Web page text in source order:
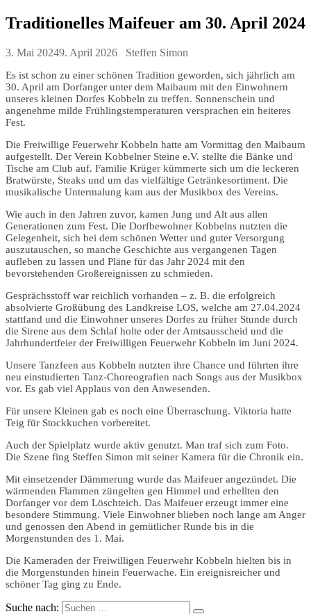
Traditionelles Maifeuer am 30. April 2024
3. Mai 20249. April 2026 Steffen Simon
Es ist schon zu einer schönen Tradition geworden, sich jährlich am
30. April am Dorfanger unter dem Maibaum mit den Einwohnern
unseres kleinen Dorfes Kobbeln zu treffen. Sonnenschein und
angenehme milde Frühlingstemperaturen versprachen ein heiteres
Fest.
Die Freiwillige Feuerwehr Kobbeln hatte am Vormittag den Maibaum
aufgestellt. Der Verein Kobbelner Steine e.V. stellte die Bänke und
Tische am Club auf. Familie Krüger kümmerte sich um die leckeren
Bratwürste, Steaks und um das vielfältige Getränkesortiment. Die
musikalische Untermalung kam aus der Musikbox des Vereins.
Wie auch in den Jahren zuvor, kamen Jung und Alt aus allen
Generationen zum Fest. Die Dorfbewohner Kobbelns nutzten die
Gelegenheit, sich bei dem schönen Wetter und guter Versorgung
auszutauschen, so manche Geschichte aus vergangenen Tagen
aufleben zu lassen und Pläne für das Jahr 2024 mit den
bevorstehenden Großereignissen zu schmieden.
Gesprächsstoff war reichlich vorhanden – z. B. die erfolgreich
absolvierte Großübung des Landkreise LOS, welche am 27.04.2024
stattfand und die Einwohner unseres Dorfes zu früher Stunde durch
die Sirene aus dem Schlaf holte oder der Amtsausscheid und die
Jahrhundertfeier der Freiwilligen Feuerwehr Kobbeln im Juni 2024.
Unsere Tanzfeen aus Kobbeln nutzten ihre Chance und führten ihre
neu einstudierten Tanz-Choreografien nach Songs aus der Musikbox
vor. Es gab viel Applaus von den Anwesenden.
Für unsere Kleinen gab es noch eine Überraschung. Viktoria hatte
Teig für Stockkuchen vorbereitet.
Auch der Spielplatz wurde aktiv genutzt. Man traf sich zum Foto.
Die Szene fing Steffen Simon mit seiner Kamera für die Chronik ein.
Mit einsetzender Dämmerung wurde das Maifeuer angezündet. Die
wärmenden Flammen züngelten gen Himmel und erhellten den
Dorfanger vor dem Löschteich. Das Maifeuer erzeugt immer eine
besondere Stimmung. Viele Einwohner blieben noch lange am Anger
und genossen den Abend in gemütlicher Runde bis in die
Morgenstunden des 1. Mai.
Die Kameraden der Freiwilligen Feuerwehr Kobbeln hielten bis in
die Morgenstunden hinein Feuerwache. Ein ereignisreicher und
schöner Tag ging zu Ende.
Suche nach: